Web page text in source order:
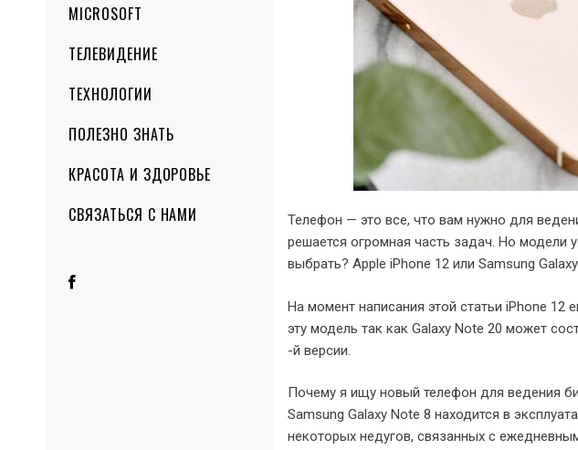
MICROSOFT
ТЕЛЕВИДЕНИЕ
ТЕХНОЛОГИИ
ПОЛЕЗНО ЗНАТЬ
КРАСОТА И ЗДОРОВЬЕ
СВЯЗАТЬСЯ С НАМИ
Телефон — это все, что вам нужно для
решается огромная часть задач. Но модели
выбрать? Apple iPhone 12 или Samsung
На момент написания этой статьи iPhone
эту модель так как Galaxy Note 20 может
-й версии.
Почему я ищу новый телефон для ведения
Samsung Galaxy Note 8 находится в
некоторых недугов, связанных с